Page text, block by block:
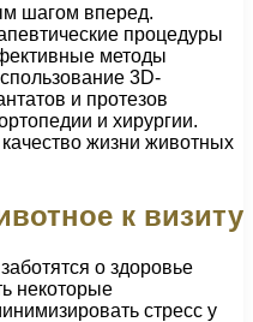
шагом вперед.
процедуры
методы
3D-
и протезов
и хирургии.
жизни животных
к визиту
о здоровье
некоторые
стресс у